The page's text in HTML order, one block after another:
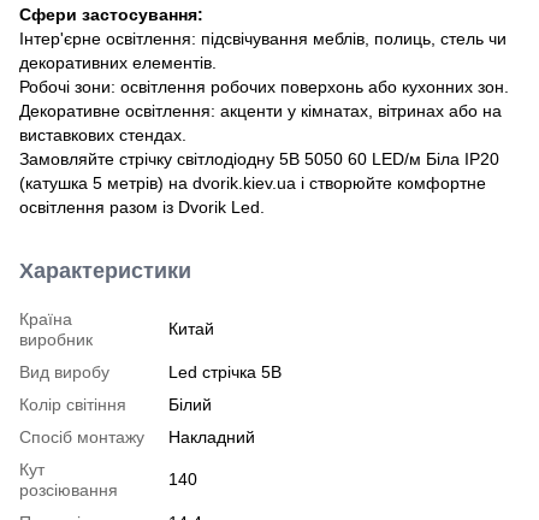
Сфери застосування:
Інтер'єрне освітлення: підсвічування меблів, полиць, стель чи
декоративних елементів.
Робочі зони: освітлення робочих поверхонь або кухонних зон.
Декоративне освітлення: акценти у кімнатах, вітринах або на
виставкових стендах.
Замовляйте стрічку світлодіодну 5В 5050 60 LED/м Біла IP20
(катушка 5 метрів) на dvorik.kiev.ua і створюйте комфортне
освітлення разом із Dvorik Led.
Характеристики
Країна
виробник
Китай
Вид виробу
Led стрічка 5В
Колір світіння
Білий
Спосіб монтажу
Накладний
Кут
розсіювання
140